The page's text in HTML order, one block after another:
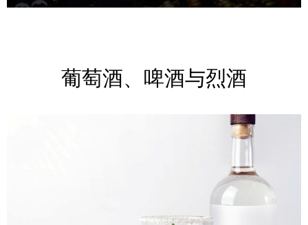
葡萄酒、啤酒与烈酒